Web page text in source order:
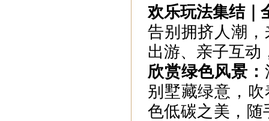
欢乐玩法集结｜
告别拥挤人潮
出游、亲子互动
欣赏绿色风景：
别墅藏绿意，
色低碳之美，随